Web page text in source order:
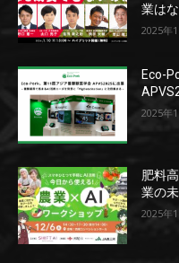
業は
2025年
Eco-
2025年
肥料
業の
2025年